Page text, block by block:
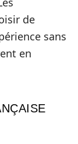
de
sans
en